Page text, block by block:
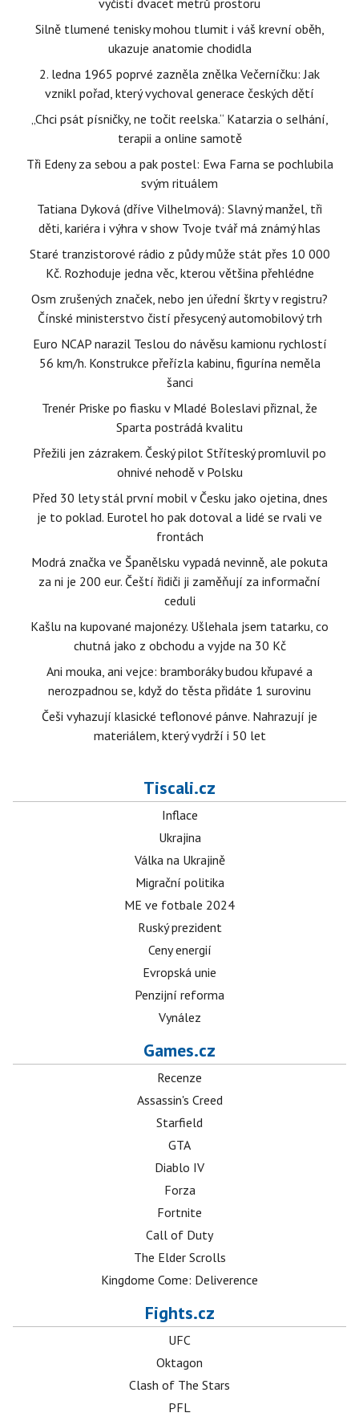
vyčistí dvacet metrů prostoru
Silně tlumené tenisky mohou tlumit i váš krevní oběh,
ukazuje anatomie chodidla
2. ledna 1965 poprvé zazněla znělka Večerníčku: Jak
vznikl pořad, který vychoval generace českých dětí
„Chci psát písničky, ne točit reelska.“ Katarzia o selhání,
terapii a online samotě
Tři Edeny za sebou a pak postel: Ewa Farna se pochlubila
svým rituálem
Tatiana Dyková (dříve Vilhelmová): Slavný manžel, tři
děti, kariéra i výhra v show Tvoje tvář má známý hlas
Staré tranzistorové rádio z půdy může stát přes 10 000
Kč. Rozhoduje jedna věc, kterou většina přehlédne
Osm zrušených značek, nebo jen úřední škrty v registru?
Čínské ministerstvo čistí přesycený automobilový trh
Euro NCAP narazil Teslou do návěsu kamionu rychlostí
56 km/h. Konstrukce přeřízla kabinu, figurína neměla
šanci
Trenér Priske po fiasku v Mladé Boleslavi přiznal, že
Sparta postrádá kvalitu
Přežili jen zázrakem. Český pilot Stříteský promluvil po
ohnivé nehodě v Polsku
Před 30 lety stál první mobil v Česku jako ojetina, dnes
je to poklad. Eurotel ho pak dotoval a lidé se rvali ve
frontách
Modrá značka ve Španělsku vypadá nevinně, ale pokuta
za ni je 200 eur. Čeští řidiči ji zaměňují za informační
ceduli
Kašlu na kupované majonézy. Ušlehala jsem tatarku, co
chutná jako z obchodu a vyjde na 30 Kč
Ani mouka, ani vejce: bramboráky budou křupavé a
nerozpadnou se, když do těsta přidáte 1 surovinu
Češi vyhazují klasické teflonové pánve. Nahrazují je
materiálem, který vydrží i 50 let
Tiscali.cz
Inflace
Ukrajina
Válka na Ukrajině
Migrační politika
ME ve fotbale 2024
Ruský prezident
Ceny energií
Evropská unie
Penzijní reforma
Vynález
Games.cz
Recenze
Assassin's Creed
Starfield
GTA
Diablo IV
Forza
Fortnite
Call of Duty
The Elder Scrolls
Kingdome Come: Deliverence
Fights.cz
UFC
Oktagon
Clash of The Stars
PFL